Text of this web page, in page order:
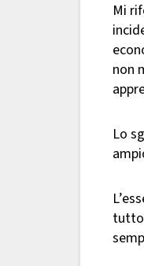
Mi
non
Lo
tutto